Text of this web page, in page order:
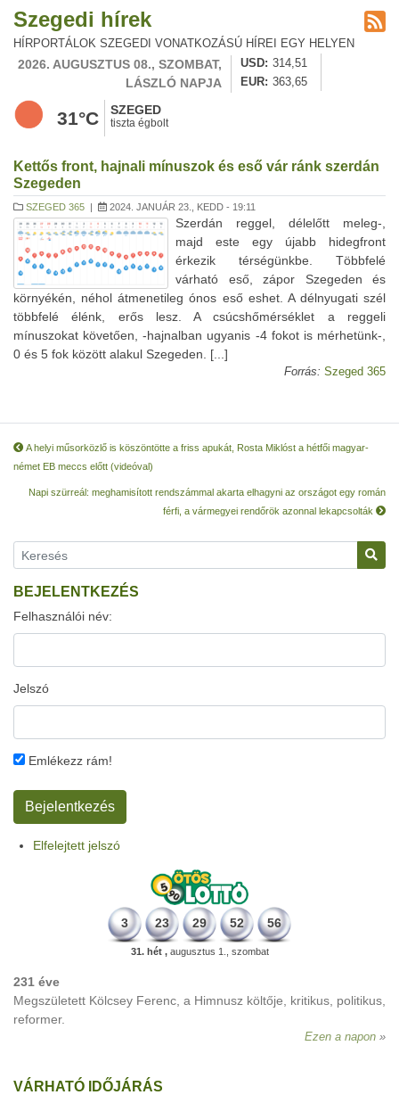
Szegedi hírek
HÍRPORTÁLOK SZEGEDI VONATKOZÁSÚ HÍREI EGY HELYEN
2026. AUGUSZTUS 08., SZOMBAT,
LÁSZLÓ NAPJA
USD
314,51
EUR
363,65
31°C SZEGED
tiszta égbolt
Kettős front, hajnali mínuszok és eső vár ránk szerdán
Szegeden
SZEGED 365 | 2024. JANUÁR 23., KEDD - 19:11
Szerdán reggel, délelőtt meleg-,
majd este egy újabb hidegfront
érkezik térségünkbe. Többfelé
várható eső, zápor Szegeden és
környékén, néhol átmenetileg ónos eső eshet. A délnyugati szél
többfelé élénk, erős lesz. A csúcshőmérséklet a reggeli
mínuszokat követően, -hajnalban ugyanis -4 fokot is mérhetünk-,
0 és 5 fok között alakul Szegeden. [...]
Forrás: Szeged 365
A helyi műsorközlő is köszöntötte a friss apukát, Rosta Miklóst a hétfői magyar-
német EB meccs előtt (videóval)
Napi szürreál: meghamisított rendszámmal akarta elhagyni az országot egy román
férfi, a vármegyei rendőrök azonnal lekapcsolták
BEJELENTKEZÉS
Felhasználói név:
Jelszó
Emlékezz rám!
Elfelejtett jelszó
3 23 29 52 56
31. hét ,augusztus 1., szombat
231 éve
Megszületett Kölcsey Ferenc, a Himnusz költője, kritikus, politikus,
reformer.
Ezen a napon
VÁRHATÓ IDŐJÁRÁS